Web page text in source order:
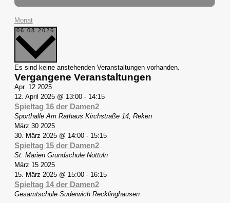
Monat
06.08.2026
Kalender
von
Veranstaltungen
Es sind keine anstehenden Veranstaltungen vorhanden.
Vergangene Veranstaltungen
Apr. 12 2025
12. April 2025 @ 13:00- 14:15
Spieltag 16 der Damen2
Sporthalle Am Rathaus Kirchstraße 14, Reken
März 30 2025
30. März 2025 @ 14:00- 15:15
Spieltag 15 der Damen2
St. Marien Grundschule Nottuln
März 15 2025
15. März 2025 @ 15:00- 16:15
Spieltag 14 der Damen2
Gesamtschule Suderwich Recklinghausen